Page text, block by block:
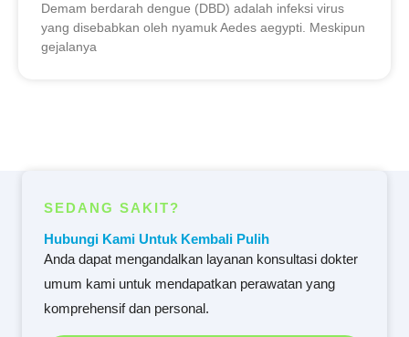
Demam berdarah dengue (DBD) adalah infeksi virus
yang disebabkan oleh nyamuk Aedes aegypti. Meskipun
gejalanya
SEDANG SAKIT?
Hubungi Kami Untuk Kembali Pulih
Anda dapat mengandalkan layanan konsultasi dokter
umum kami untuk mendapatkan perawatan yang
komprehensif dan personal.